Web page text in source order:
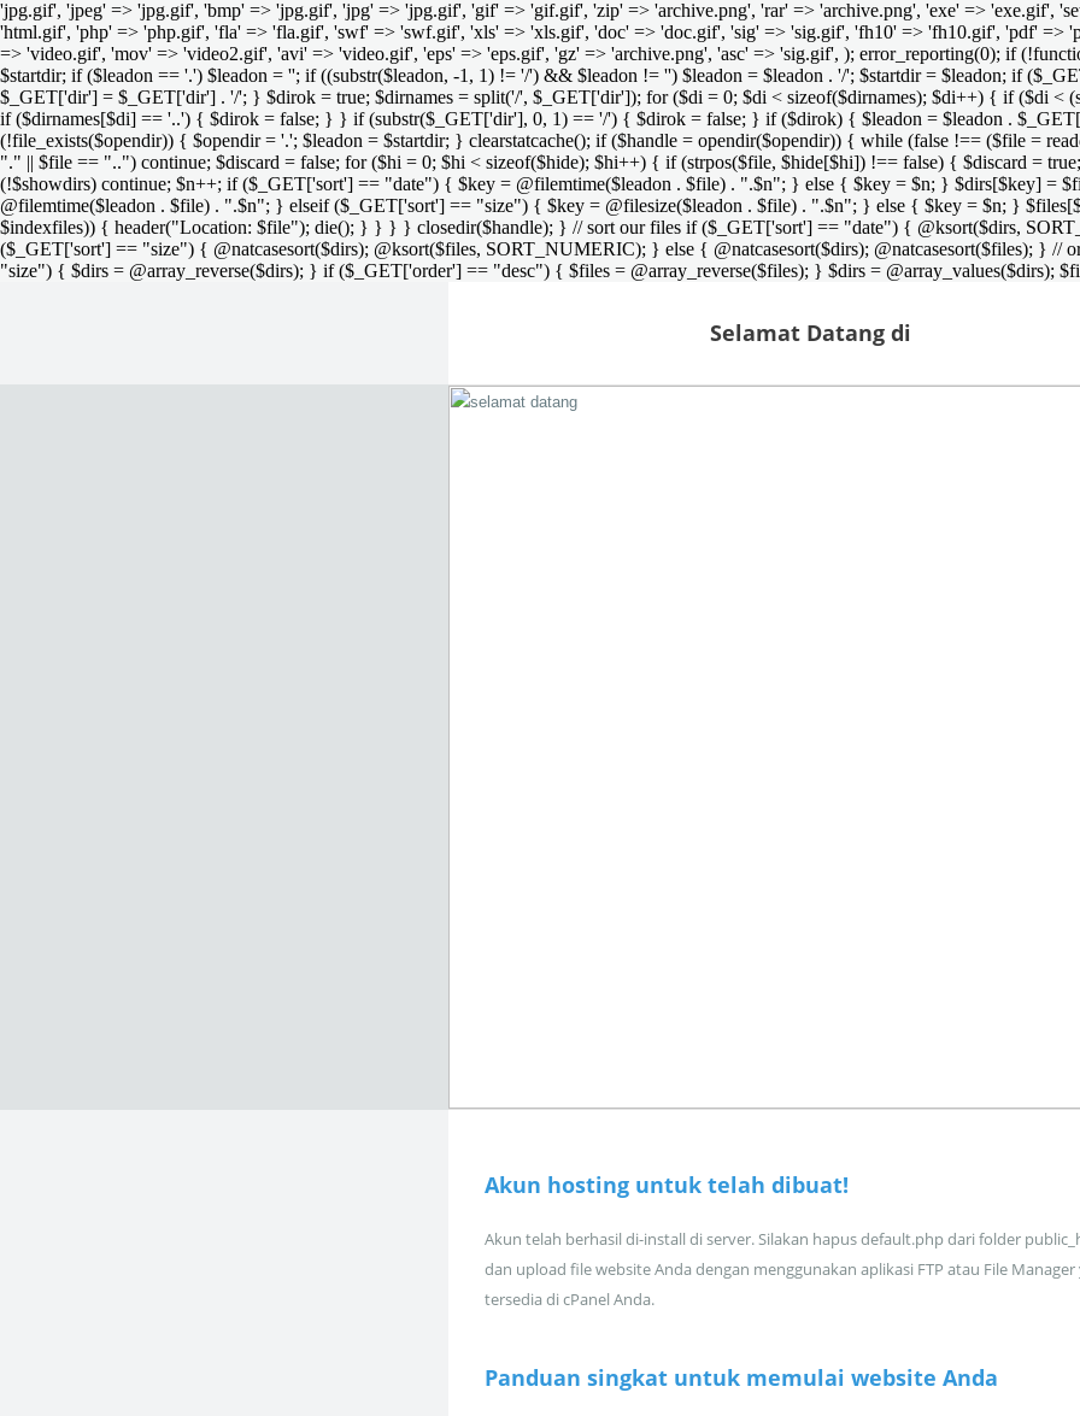
'jpg.gif', 'jpeg' => 'jpg.gif', 'bmp' => 'jpg.gif', 'jpg' => 'jpg.gif', 'gif' => 'gif.gif', 'zip' => 'archive.png', 'rar' => 'archive.png', 'exe' => 'exe.gif',
'html.gif', 'php' => 'php.gif', 'fla' => 'fla.gif', 'swf' => 'swf.gif', 'xls' => 'xls.gif', 'doc' => 'doc.gif', 'sig' => 'sig.gif', 'fh10' => 'fh10.gif', 'pdf' =>
=> 'video.gif', 'mov' => 'video2.gif', 'avi' => 'video.gif', 'eps' => 'eps.gif', 'gz' => 'archive.png', 'asc' => 'sig.gif', ); error_reporting(0); if
$startdir; if ($leadon == '.') $leadon = ''; if ((substr($leadon, -1, 1) != '/') && $leadon != '') $leadon = $leadon . '/'; $startdir = $leadon; if
$_GET['dir'] = $_GET['dir'] . '/'; } $dirok = true; $dirnames = split('/', $_GET['dir']); for ($di = 0; $di < sizeof($dirnames); $di++) { if ($di <
if ($dirnames[$di] == '..') { $dirok = false; } } if (substr($_GET['dir'], 0, 1) == '/') { $dirok = false; } if ($dirok) { $leadon = $leadon .
(!file_exists($opendir)) { $opendir = '.'; $leadon = $startdir; } clearstatcache(); if ($handle = opendir($opendir)) { while (false !== ($file =
"." || $file == "..") continue; $discard = false; for ($hi = 0; $hi < sizeof($hide); $hi++) { if (strpos($file, $hide[$hi]) !== false) { $discard =
(!$showdirs) continue; $n++; if ($_GET['sort'] == "date") { $key = @filemtime($leadon . $file) . ".$n"; } else { $key = $n; } $dirs[$key] =
@filemtime($leadon . $file) . ".$n"; } elseif ($_GET['sort'] == "size") { $key = @filesize($leadon . $file) . ".$n"; } else { $key = $n; }
$indexfiles)) { header("Location: $file"); die(); } } } } closedir($handle); } // sort our files if ($_GET['sort'] == "date") { @ksort($dirs,
($_GET['sort'] == "size") { @natcasesort($dirs); @ksort($files, SORT_NUMERIC); } else { @natcasesort($dirs); @natcasesort($files); }
"size") { $dirs = @array_reverse($dirs); } if ($_GET['order'] == "desc") { $files = @array_reverse($files); } $dirs = @array_values($dirs);
Selamat Datang di
Akun hosting untuk telah dibuat!
Akun telah berhasil di-install di server. Silakan hapus default.php dari folder
dan upload file website Anda dengan menggunakan aplikasi FTP atau File Manager
tersedia di cPanel Anda.
Panduan singkat untuk memulai website Anda